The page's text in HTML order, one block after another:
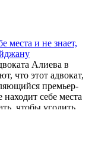
места и не знает,
Алиева в
что этот адвокат,
премьер-
себе места
чтобы угодить
что и эта карта
как бы еще ее
пользу.